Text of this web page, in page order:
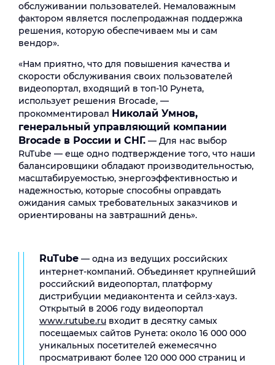
обслуживании пользователей. Немаловажным
фактором является послепродажная поддержка
решения, которую обеспечиваем мы и сам
вендор».
«Нам приятно, что для повышения качества и
скорости обслуживания своих пользователей
видеопортал, входящий в топ-10 Рунета,
использует решения Brocade, —
прокомментировал Николай Умнов,
генеральный управляющий компании
Brocade в России и СНГ. — Для нас выбор
RuTube — еще одно подтверждение того, что наши
балансировщики обладают производительностью,
масштабируемостью, энергоэффективностью и
надежностью, которые способны оправдать
ожидания самых требовательных заказчиков и
ориентированы на завтрашний день».
RuTube — одна из ведущих российских
интернет-компаний. Объединяет крупнейший
российский видеопортал, платформу
дистрибуции медиаконтента и сейлз-хауз.
Открытый в 2006 году видеопортал
www.rutube.ru входит в десятку самых
посещаемых сайтов Рунета: около 16 000 000
уникальных посетителей ежемесячно
просматривают более 120 000 000 страниц и